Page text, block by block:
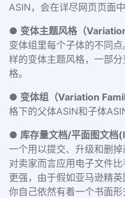
ASIN，会在详尽网页页面
● 变体主题风格（
变体组里每个子体的不同
样的变体主题风格，一部
格。
● 变体组（Variation
格下的父体ASIN和子体
● 库存量文档/平面图文
一个用以提交、升级和删
对卖家而言应用电子文件
更强，由于假如亚马逊精
你自己依然有着一个书面